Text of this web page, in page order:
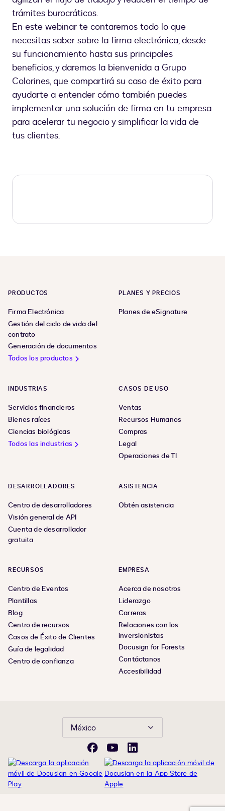
trámites burocráticos.
En este webinar te contaremos todo lo que
necesitas saber sobre la firma electrónica, desde
su funcionamiento hasta sus principales
beneficios, y daremos la bienvenida a Grupo
Colorines, que compartirá su caso de éxito para
ayudarte a entender cómo también puedes
implementar una solución de firma en tu empresa
para acelerar tu negocio y simplificar la vida de
tus clientes.
PRODUCTOS
Firma Electrónica
Gestión del ciclo de vida del
contrato
Generación de documentos
Todos los productos
PLANES Y PRECIOS
Planes de eSignature
INDUSTRIAS
Servicios financieros
Bienes raíces
Ciencias biológicas
Todos las industrias
CASOS DE USO
Ventas
Recursos Humanos
Compras
Legal
Operaciones de TI
DESARROLLADORES
Centro de desarrolladores
Visión general de API
Cuenta de desarrollador
gratuita
ASISTENCIA
Obtén asistencia
RECURSOS
Centro de Eventos
Plantillas
Blog
Centro de recursos
Casos de Éxito de Clientes
Guía de legalidad
Centro de confianza
EMPRESA
Acerca de nosotros
Liderazgo
Carreras
Relaciones con los
inversionistas
Docusign for Forests
Contáctanos
Accesibilidad
México
FacebookYouTubeLinkedIn